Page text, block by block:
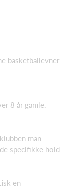
basketballevner
8 år gamle.
man
specifikke hold
en